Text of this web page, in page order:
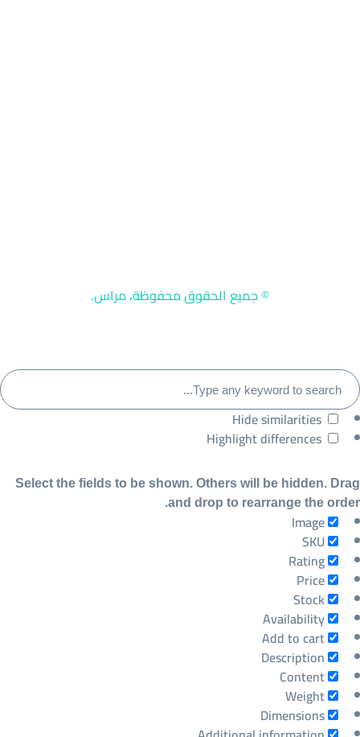
© جميع الحقوق محفوظة، مراس.
Hide similarities
Highlight differences
Select the fields to be shown. Others will be hidden.
and drop to rearrange the
Image
SKU
Rating
Price
Stock
Availability
Add to cart
Description
Content
Weight
Dimensions